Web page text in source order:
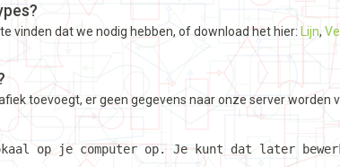
vinden dat we nodig hebben, of download het hier: Lijn,
toevoegt, er geen gegevens naar onze server worden
op je computer op. Je kunt dat later